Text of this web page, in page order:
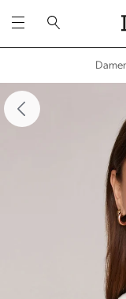
überspringen